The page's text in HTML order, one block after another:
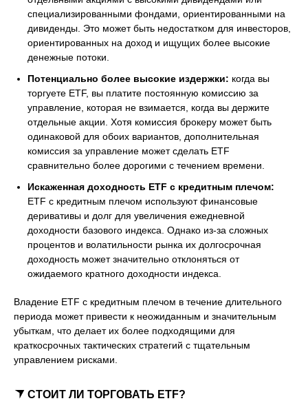
специализированными фондами, ориентированными на
дивиденды. Это может быть недостатком для инвесторов,
ориентированных на доход и ищущих более высокие
денежные потоки.
Потенциально более высокие издержки: когда вы
торгуете ETF, вы платите постоянную комиссию за
управление, которая не взимается, когда вы держите
отдельные акции. Хотя комиссия брокеру может быть
одинаковой для обоих вариантов, дополнительная
комиссия за управление может сделать ETF
сравнительно более дорогими с течением времени.
Искаженная доходность ETF с кредитным плечом:
ETF с кредитным плечом используют финансовые
деривативы и долг для увеличения ежедневной
доходности базового индекса. Однако из-за сложных
процентов и волатильности рынка их долгосрочная
доходность может значительно отклоняться от
ожидаемого кратного доходности индекса.
Владение ETF с кредитным плечом в течение длительного
периода может привести к неожиданным и значительным
убыткам, что делает их более подходящими для
краткосрочных тактических стратегий с тщательным
управлением рисками.
СТОИТ ЛИ ТОРГОВАТЬ ETF?